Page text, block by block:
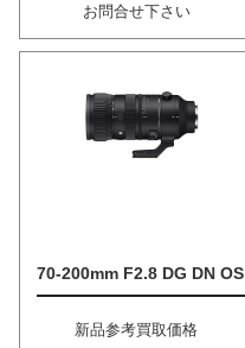
お問合せ下さい
70-200mm F2.8 DG DN OS
新品参考買取価格